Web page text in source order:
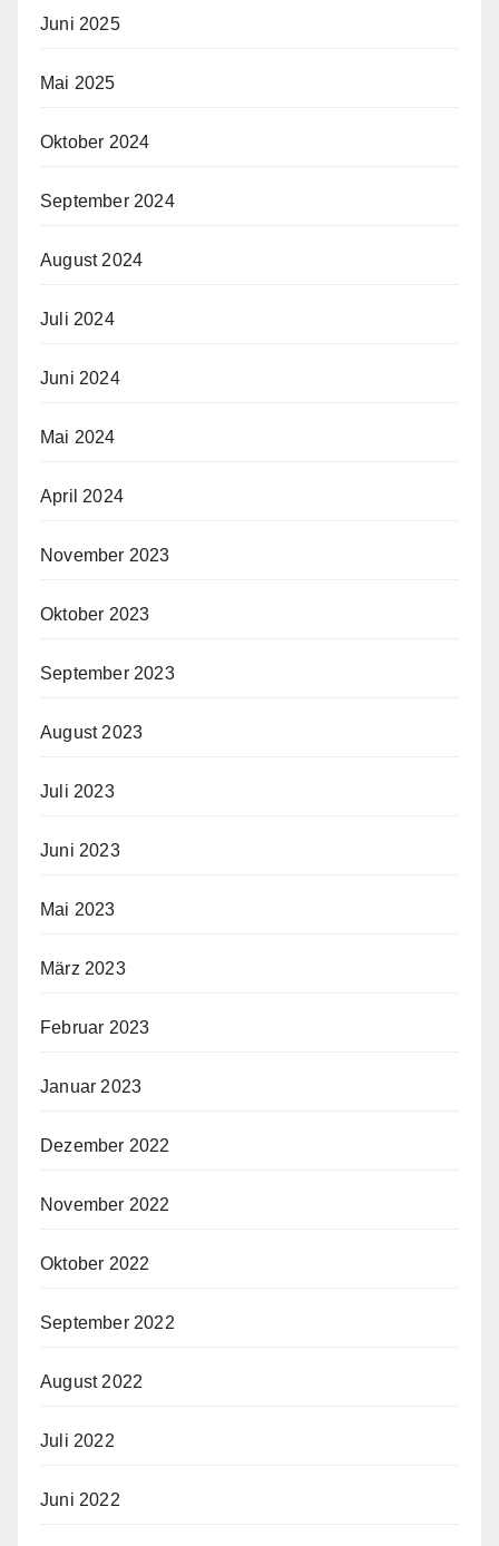
Juni 2025
Mai 2025
Oktober 2024
September 2024
August 2024
Juli 2024
Juni 2024
Mai 2024
April 2024
November 2023
Oktober 2023
September 2023
August 2023
Juli 2023
Juni 2023
Mai 2023
März 2023
Februar 2023
Januar 2023
Dezember 2022
November 2022
Oktober 2022
September 2022
August 2022
Juli 2022
Juni 2022